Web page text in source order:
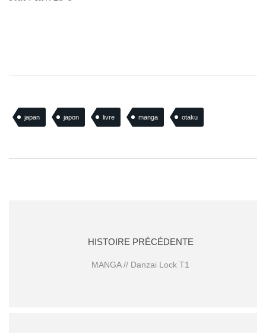
japan japon livre manga otaku
HISTOIRE PRÉCÉDENTE
MANGA // Danzai Lock T1